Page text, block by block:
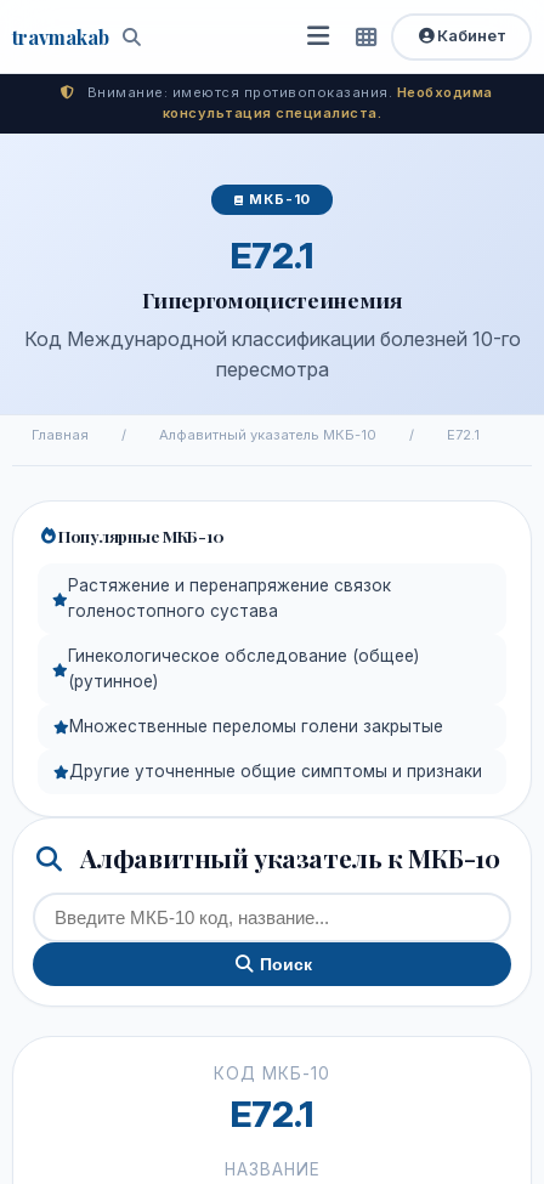
travmakab Поиск
Открыть
меню
Быстрый
доступ
Кабинет
Внимание: имеются противопоказания. Необходима
консультация специалиста.
МКБ-10
E72.1
Гипергомоцистеинемия
Код Международной классификации болезней 10-го
пересмотра
Главная / Алфавитный указатель МКБ-10 / E72.1
Популярные МКБ-10
Растяжение и перенапряжение связок
голеностопного сустава
Гинекологическое обследование (общее)
(рутинное)
Множественные переломы голени закрытые
Другие уточненные общие симптомы и признаки
Алфавитный указатель к МКБ-10
Поиск
КОД МКБ-10
E72.1
НАЗВАНИЕ